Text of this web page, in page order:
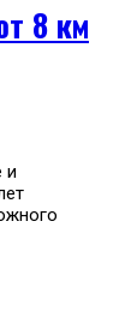
8 км
и